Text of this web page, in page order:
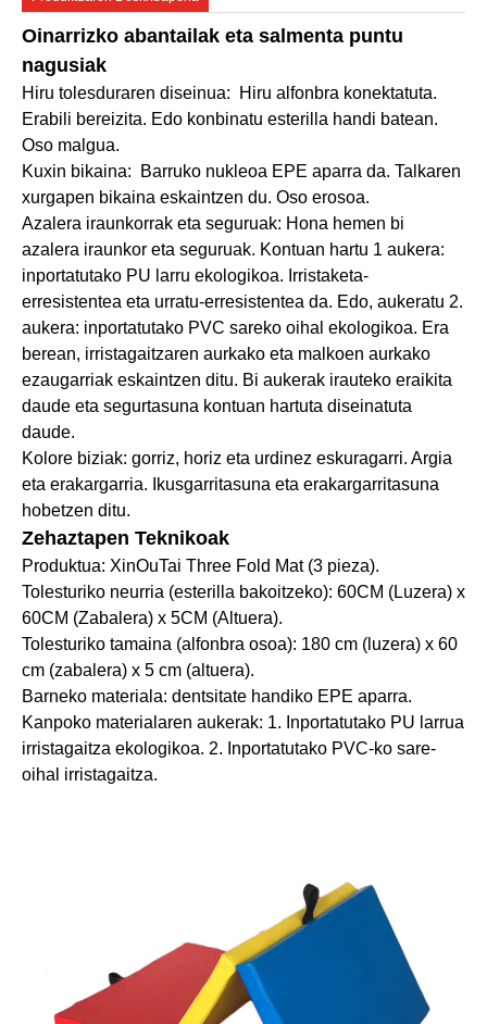
Oinarrizko abantailak eta salmenta puntu
nagusiak
Hiru tolesduraren diseinua: Hiru alfonbra konektatuta.
Erabili bereizita. Edo konbinatu esterilla handi batean.
Oso malgua.
Kuxin bikaina: Barruko nukleoa EPE aparra da. Talkaren
xurgapen bikaina eskaintzen du. Oso erosoa.
Azalera iraunkorrak eta seguruak: Hona hemen bi
azalera iraunkor eta seguruak. Kontuan hartu 1 aukera:
inportatutako PU larru ekologikoa. Irristaketa-
erresistentea eta urratu-erresistentea da. Edo, aukeratu 2.
aukera: inportatutako PVC sareko oihal ekologikoa. Era
berean, irristagaitzaren aurkako eta malkoen aurkako
ezaugarriak eskaintzen ditu. Bi aukerak irauteko eraikita
daude eta segurtasuna kontuan hartuta diseinatuta
daude.
Kolore biziak: gorriz, horiz eta urdinez eskuragarri. Argia
eta erakargarria. Ikusgarritasuna eta erakargarritasuna
hobetzen ditu.
Zehaztapen Teknikoak
Produktua: XinOuTai Three Fold Mat (3 pieza).
Tolesturiko neurria (esterilla bakoitzeko): 60CM (Luzera) x
60CM (Zabalera) x 5CM (Altuera).
Tolesturiko tamaina (alfonbra osoa): 180 cm (luzera) x 60
cm (zabalera) x 5 cm (altuera).
Barneko materiala: dentsitate handiko EPE aparra.
Kanpoko materialaren aukerak: 1. Inportatutako PU larrua
irristagaitza ekologikoa. 2. Inportatutako PVC-ko sare-
oihal irristagaitza.